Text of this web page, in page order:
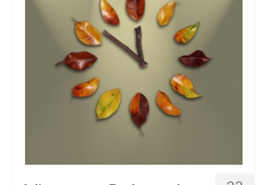
Enseignements ALTIUS
Enseignements CCRFE-ABC
Autres Enseignements
Retraites
Anciens enseignements Théodule
Partagez votre prière